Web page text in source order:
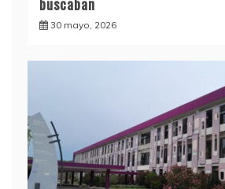
30 mayo, 2026